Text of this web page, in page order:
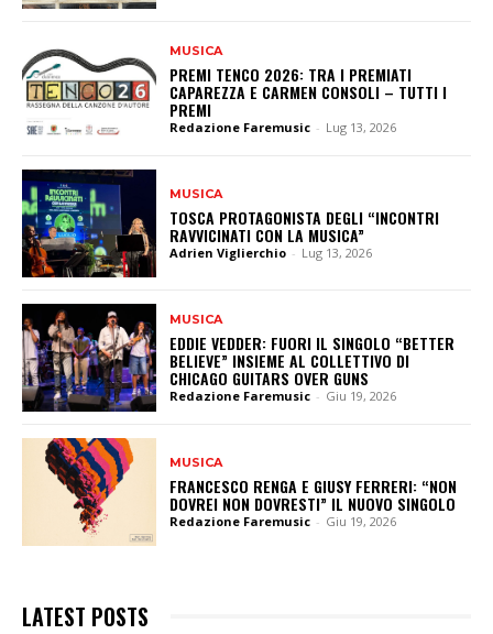
MUSICA
PREMI TENCO 2026: TRA I PREMIATI
CAPAREZZA E CARMEN CONSOLI – TUTTI I
PREMI
Redazione Faremusic - Lug 13, 2026
MUSICA
TOSCA PROTAGONISTA DEGLI “INCONTRI
RAVVICINATI CON LA MUSICA”
Adrien Viglierchio - Lug 13, 2026
MUSICA
EDDIE VEDDER: FUORI IL SINGOLO “BETTER
BELIEVE” INSIEME AL COLLETTIVO DI
CHICAGO GUITARS OVER GUNS
Redazione Faremusic - Giu 19, 2026
MUSICA
FRANCESCO RENGA E GIUSY FERRERI: “NON
DOVREI NON DOVRESTI” IL NUOVO SINGOLO
Redazione Faremusic - Giu 19, 2026
LATEST POSTS